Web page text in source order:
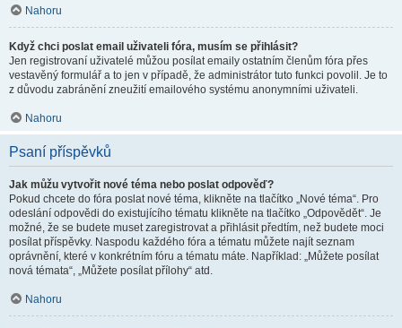
Nahoru
Když chci poslat email uživateli fóra, musím se přihlásit?
Jen registrovaní uživatelé můžou posílat emaily ostatním členům fóra přes
vestavěný formulář a to jen v případě, že administrátor tuto funkci povolil. Je to
z důvodu zabránění zneužití emailového systému anonymními uživateli.
Nahoru
Psaní příspěvků
Jak můžu vytvořit nové téma nebo poslat odpověď?
Pokud chcete do fóra poslat nové téma, klikněte na tlačítko „Nové téma“. Pro
odeslání odpovědi do existujícího tématu klikněte na tlačítko „Odpovědět“. Je
možné, že se budete muset zaregistrovat a přihlásit předtím, než budete moci
posílat příspěvky. Naspodu každého fóra a tématu můžete najít seznam
oprávnění, které v konkrétním fóru a tématu máte. Například: „Můžete posílat
nová témata“, „Můžete posílat přílohy“ atd.
Nahoru